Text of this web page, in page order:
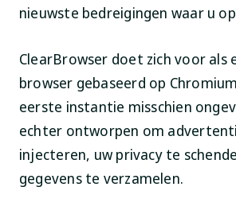
nieuwste bedreigingen waar u
ClearBrowser doet zich voor als
browser gebaseerd op
eerste instantie misschien
echter ontworpen om
injecteren, uw privacy te
gegevens te verzamelen.